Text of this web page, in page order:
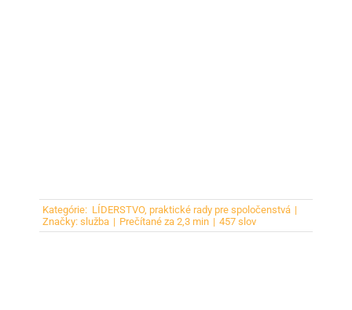
Kategórie: LÍDERSTVO, praktické rady pre spoločenstvá |
Značky:služba | Prečítané za 2,3 min | 457 slov